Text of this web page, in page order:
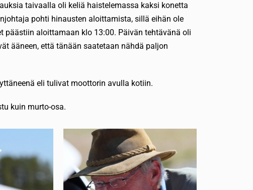
taivaalla oli keliä haistelemassa kaksi konetta
pohti hinausten aloittamista, sillä eihän ole
päästiin aloittamaan klo 13:00. Päivän tehtävänä oli
ääneen, että tänään saatetaan nähdä paljon
eli tulivat moottorin avulla kotiin.
kuin murto-osa.